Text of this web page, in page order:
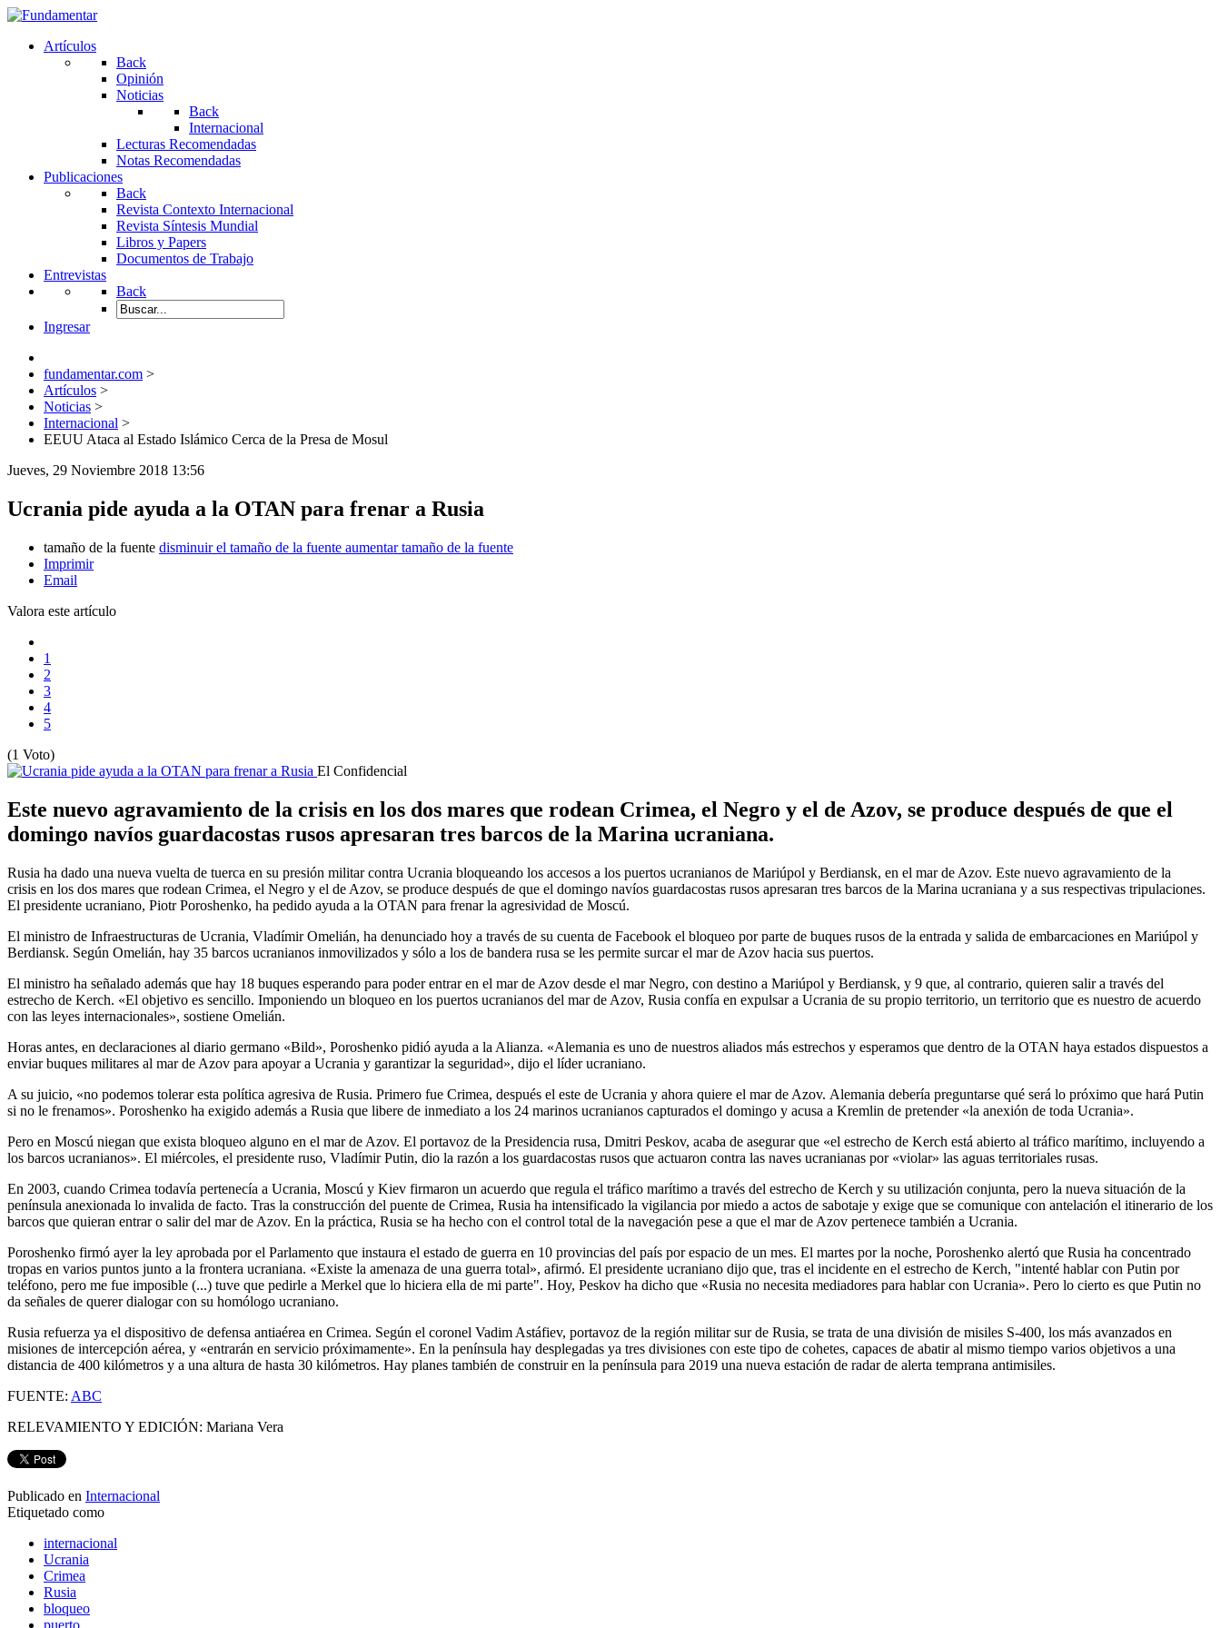
Artículos
Back
Opinión
Noticias
Back
Internacional
Lecturas Recomendadas
Notas Recomendadas
Publicaciones
Back
Revista Contexto Internacional
Revista Síntesis Mundial
Libros y Papers
Documentos de Trabajo
Entrevistas
Back
Ingresar
fundamentar.com >
Artículos >
Noticias >
Internacional >
EEUU Ataca al Estado Islámico Cerca de la Presa de Mosul
Jueves, 29 Noviembre 2018 13:56
Ucrania pide ayuda a la OTAN para frenar a Rusia
tamaño de la fuente disminuir el tamaño de la fuente aumentar tamaño de la fuente
Imprimir
Email
Valora este artículo
1
2
3
4
5
(1 Voto)
El Confidencial
Este nuevo agravamiento de la crisis en los dos mares que rodean Crimea, el Negro y el de Azov, se produce después de que el
domingo navíos guardacostas rusos apresaran tres barcos de la Marina ucraniana.
Rusia ha dado una nueva vuelta de tuerca en su presión militar contra Ucrania bloqueando los accesos a los puertos ucranianos de Mariúpol y Berdiansk, en el mar de Azov. Este nuevo agravamiento de la
crisis en los dos mares que rodean Crimea, el Negro y el de Azov, se produce después de que el domingo navíos guardacostas rusos apresaran tres barcos de la Marina ucraniana y a sus respectivas tripulaciones.
El presidente ucraniano, Piotr Poroshenko, ha pedido ayuda a la OTAN para frenar la agresividad de Moscú.
El ministro de Infraestructuras de Ucrania, Vladímir Omelián, ha denunciado hoy a través de su cuenta de Facebook el bloqueo por parte de buques rusos de la entrada y salida de embarcaciones en Mariúpol y
Berdiansk. Según Omelián, hay 35 barcos ucranianos inmovilizados y sólo a los de bandera rusa se les permite surcar el mar de Azov hacia sus puertos.
El ministro ha señalado además que hay 18 buques esperando para poder entrar en el mar de Azov desde el mar Negro, con destino a Mariúpol y Berdiansk, y 9 que, al contrario, quieren salir a través del
estrecho de Kerch. «El objetivo es sencillo. Imponiendo un bloqueo en los puertos ucranianos del mar de Azov, Rusia confía en expulsar a Ucrania de su propio territorio, un territorio que es nuestro de acuerdo
con las leyes internacionales», sostiene Omelián.
Horas antes, en declaraciones al diario germano «Bild», Poroshenko pidió ayuda a la Alianza. «Alemania es uno de nuestros aliados más estrechos y esperamos que dentro de la OTAN haya estados dispuestos a
enviar buques militares al mar de Azov para apoyar a Ucrania y garantizar la seguridad», dijo el líder ucraniano.
A su juicio, «no podemos tolerar esta política agresiva de Rusia. Primero fue Crimea, después el este de Ucrania y ahora quiere el mar de Azov. Alemania debería preguntarse qué será lo próximo que hará Putin
si no le frenamos». Poroshenko ha exigido además a Rusia que libere de inmediato a los 24 marinos ucranianos capturados el domingo y acusa a Kremlin de pretender «la anexión de toda Ucrania».
Pero en Moscú niegan que exista bloqueo alguno en el mar de Azov. El portavoz de la Presidencia rusa, Dmitri Peskov, acaba de asegurar que «el estrecho de Kerch está abierto al tráfico marítimo, incluyendo a
los barcos ucranianos». El miércoles, el presidente ruso, Vladímir Putin, dio la razón a los guardacostas rusos que actuaron contra las naves ucranianas por «violar» las aguas territoriales rusas.
En 2003, cuando Crimea todavía pertenecía a Ucrania, Moscú y Kiev firmaron un acuerdo que regula el tráfico marítimo a través del estrecho de Kerch y su utilización conjunta, pero la nueva situación de la
península anexionada lo invalida de facto. Tras la construcción del puente de Crimea, Rusia ha intensificado la vigilancia por miedo a actos de sabotaje y exige que se comunique con antelación el itinerario de los
barcos que quieran entrar o salir del mar de Azov. En la práctica, Rusia se ha hecho con el control total de la navegación pese a que el mar de Azov pertenece también a Ucrania.
Poroshenko firmó ayer la ley aprobada por el Parlamento que instaura el estado de guerra en 10 provincias del país por espacio de un mes. El martes por la noche, Poroshenko alertó que Rusia ha concentrado
tropas en varios puntos junto a la frontera ucraniana. «Existe la amenaza de una guerra total», afirmó. El presidente ucraniano dijo que, tras el incidente en el estrecho de Kerch, "intenté hablar con Putin por
teléfono, pero me fue imposible (...) tuve que pedirle a Merkel que lo hiciera ella de mi parte". Hoy, Peskov ha dicho que «Rusia no necesita mediadores para hablar con Ucrania». Pero lo cierto es que Putin no
da señales de querer dialogar con su homólogo ucraniano.
Rusia refuerza ya el dispositivo de defensa antiaérea en Crimea. Según el coronel Vadim Astáfiev, portavoz de la región militar sur de Rusia, se trata de una división de misiles S-400, los más avanzados en
misiones de intercepción aérea, y «entrarán en servicio próximamente». En la península hay desplegadas ya tres divisiones con este tipo de cohetes, capaces de abatir al mismo tiempo varios objetivos a una
distancia de 400 kilómetros y a una altura de hasta 30 kilómetros. Hay planes también de construir en la península para 2019 una nueva estación de radar de alerta temprana antimisiles.
FUENTE: ABC
RELEVAMIENTO Y EDICIÓN: Mariana Vera
Publicado en Internacional
Etiquetado como
internacional
Ucrania
Crimea
Rusia
bloqueo
puerto